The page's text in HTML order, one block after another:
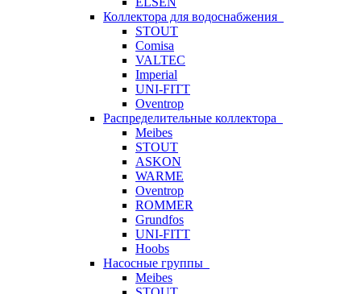
Коллектора для водоснабжения
STOUT
Comisa
VALTEC
Imperial
UNI-FITT
Oventrop
Распределительные коллектора
Meibes
STOUT
ASKON
WARME
Oventrop
ROMMER
Grundfos
UNI-FITT
Hoobs
Насосные группы
Meibes